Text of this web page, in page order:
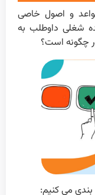
و اصول خاصی
شغلی داوطلب به
چگونه است؟
می کنیم: